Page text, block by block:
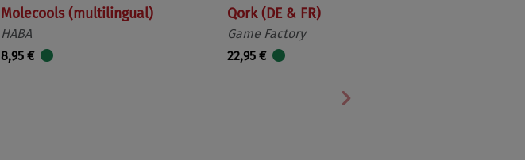
Molecools (multilingual)
HABA
8,95 €
Qork (DE & FR)
Game Factory
22,95 €
Nächste